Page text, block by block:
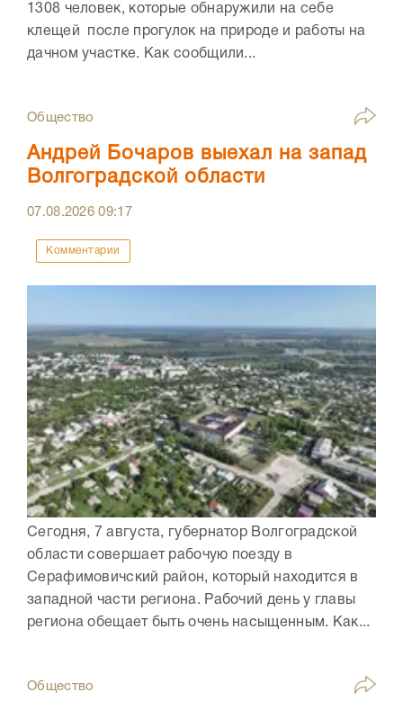
1308 человек, которые обнаружили на себе
клещей после прогулок на природе и работы на
дачном участке. Как сообщили...
Общество
Андрей Бочаров выехал на запад
Волгоградской области
07.08.202609:17
Комментарии
Сегодня, 7 августа, губернатор Волгоградской
области совершает рабочую поезду в
Серафимовичский район, который находится в
западной части региона. Рабочий день у главы
региона обещает быть очень насыщенным. Как...
Общество